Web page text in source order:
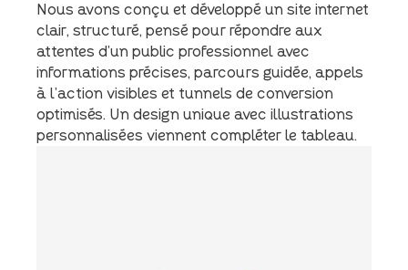
Nous avons conçu et développé un site internet
clair, structuré, pensé pour répondre aux
attentes d’un public professionnel avec
informations précises, parcours guidée, appels
à l’action visibles et tunnels de conversion
optimisés. Un design unique avec illustrations
personnalisées viennent compléter le tableau.